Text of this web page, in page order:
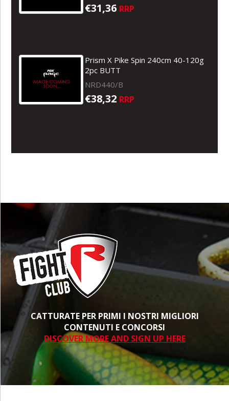
€31,36 RRP
Prism X Pike Spin 240cm 40-120g
2pc BUTT
NRD440/B
€38,32 RRP
CATTURATE PER PRIMI I NOSTRI MIGLIORI
CONTENUTI E CONCORSI
DISCOVER MORE AND SIGN UP HERE